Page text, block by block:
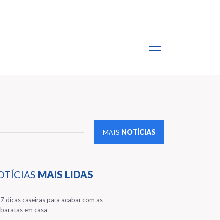
MAIS NOTÍCIAS
MAIS LIDAS
7 dicas caseiras para acabar com as
baratas em casa